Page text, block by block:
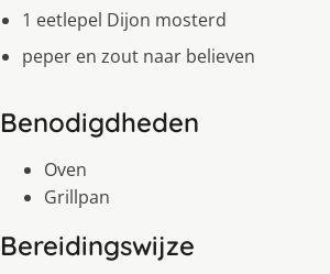
1 eetlepel Dijon mosterd
peper en zout naar believen
Benodigdheden
Oven
Grillpan
Bereidingswijze